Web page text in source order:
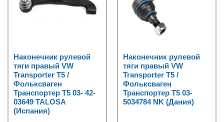
Наконечник рулевой
тяги правый VW
Transporter T5 /
Фольксваген
Транспортер Т5 03- 42-
03649 TALOSA
(Испания)
Наконечник рулевой
тяги правый VW
Transporter T5 /
Фольксваген
Транспортер Т5 03-
5034784 NK (Дания)